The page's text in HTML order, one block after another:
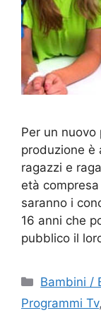
Per un nuovo
produzione è
ragazzi e
età
saranno i
16 anni che
pubblico il
Categorie
Bambini /
Programmi Tv,